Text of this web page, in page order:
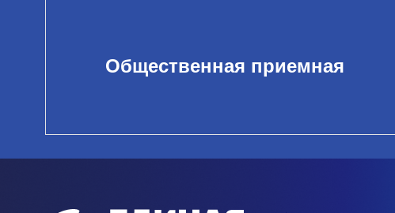
Общественная приемная